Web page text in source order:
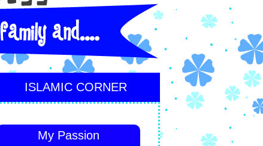
ISLAMIC CORNER
My Passion